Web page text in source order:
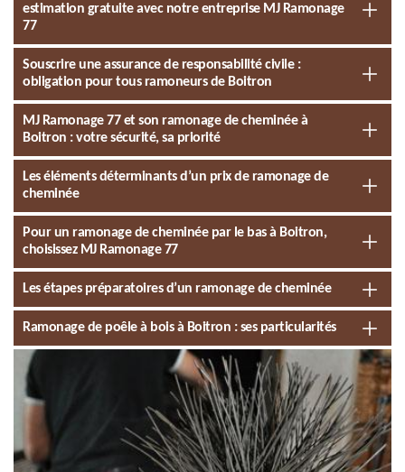
estimation gratuite avec notre entreprise MJ Ramonage
77
Souscrire une assurance de responsabilité civile :
obligation pour tous ramoneurs de Boitron
MJ Ramonage 77 et son ramonage de cheminée à
Boitron : votre sécurité, sa priorité
Les éléments déterminants d’un prix de ramonage de
cheminée
Pour un ramonage de cheminée par le bas à Boitron,
choisissez MJ Ramonage 77
Les étapes préparatoires d’un ramonage de cheminée
Ramonage de poêle à bois à Boitron : ses particularités